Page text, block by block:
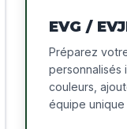
EVG /
Préparez
personnalisés
couleurs,
équipe